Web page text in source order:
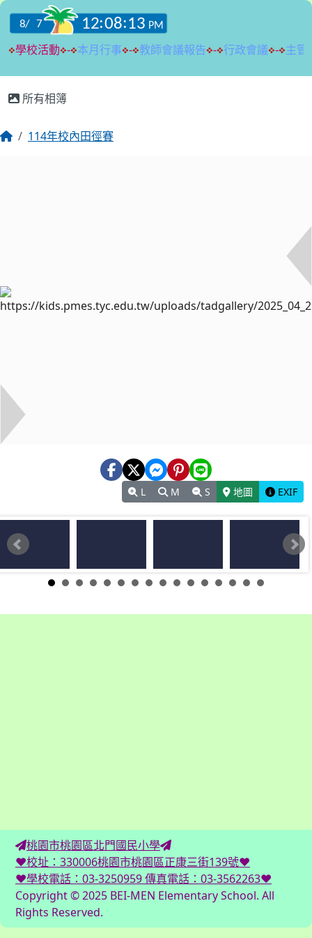
所有相簿
114年校內田徑賽
L M S 地圖 EXIF
桃園市桃園區北門國民小學
♥校址：330006桃園市桃園區正康三街139號♥
♥學校電話：03-3250959 傳真電話：03-3562263♥
Copyright © 2025 BEI-MEN Elementary School. All
Rights Reserved.